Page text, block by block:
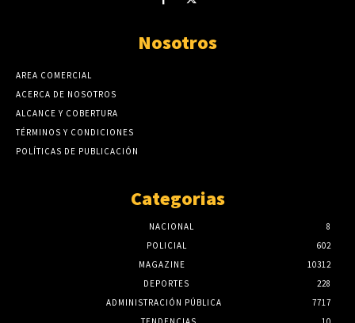
Nosotros
AREA COMERCIAL
ACERCA DE NOSOTROS
ALCANCE Y COBERTURA
TÉRMINOS Y CONDICIONES
POLÍTICAS DE PUBLICACIÓN
Categorias
NACIONAL
8
POLICIAL
602
MAGAZINE
10312
DEPORTES
228
ADMINISTRACIÓN PÚBLICA
7717